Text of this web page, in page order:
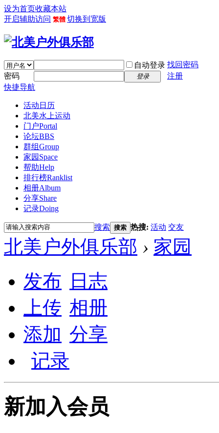
设为首页收藏本站
开启辅助访问 繁體 切换到宽版
自动登录 找回密码
密码
登录
注册
快捷导航
活动日历
北美水上运动
门户Portal
论坛BBS
群组Group
家园 Space
帮助Help
排行榜Ranklist
相册Album
分享Share
记录Doing
搜索 搜索 热搜: 活动 交友
北美户外俱乐部 › 家园
发布
日志
上传 相册
添加 分享
记录
新加入会员